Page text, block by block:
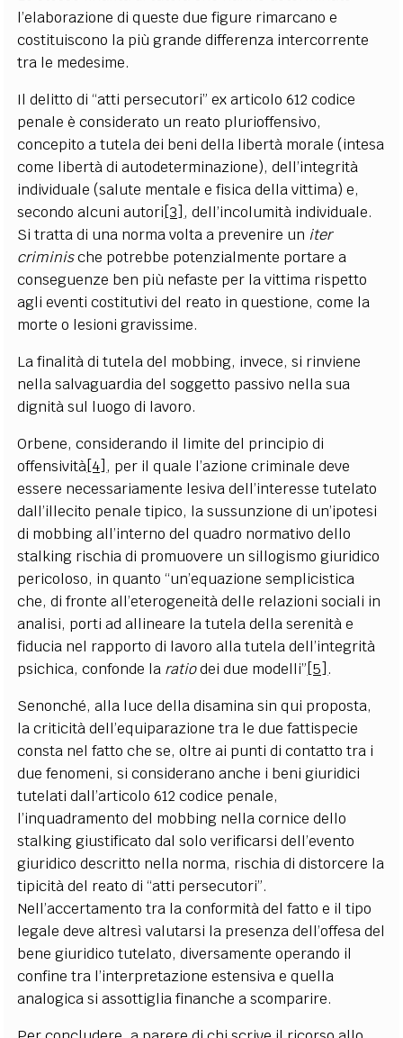
l’elaborazione di queste due figure rimarcano e
costituiscono la più grande differenza intercorrente
tra le medesime.
Il delitto di “atti persecutori” ex articolo 612 codice
penale è considerato un reato plurioffensivo,
concepito a tutela dei beni della libertà morale (intesa
come libertà di autodeterminazione), dell’integrità
individuale (salute mentale e fisica della vittima) e,
secondo alcuni autori[3] , dell’incolumità individuale.
Si tratta di una norma volta a prevenire un iter
criminische potrebbe potenzialmente portare a
conseguenze ben più nefaste per la vittima rispetto
agli eventi costitutivi del reato in questione, come la
morte o lesioni gravissime.
La finalità di tutela del mobbing, invece, si rinviene
nella salvaguardia del soggetto passivo nella sua
dignità sul luogo di lavoro.
Orbene, considerando il limite del principio di
offensività[4] , per il quale l’azione criminale deve
essere necessariamente lesiva dell’interesse tutelato
dall’illecito penale tipico, la sussunzione di un’ipotesi
di mobbing all’interno del quadro normativo dello
stalking rischia di promuovere un sillogismo giuridico
pericoloso, in quanto “un’equazione semplicistica
che, di fronte all’eterogeneità delle relazioni sociali in
analisi, porti ad allineare la tutela della serenità e
fiducia nel rapporto di lavoro alla tutela dell’integrità
psichica, confonde la ratiodei due modelli”[5] .
Senonché, alla luce della disamina sin qui proposta,
la criticità dell’equiparazione tra le due fattispecie
consta nel fatto che se, oltre ai punti di contatto tra i
due fenomeni, si considerano anche i beni giuridici
tutelati dall’articolo 612 codice penale,
l’inquadramento del mobbing nella cornice dello
stalking giustificato dal solo verificarsi dell’evento
giuridico descritto nella norma, rischia di distorcere la
tipicità del reato di “atti persecutori”.
Nell’accertamento tra la conformità del fatto e il tipo
legale deve altresì valutarsi la presenza dell’offesa del
bene giuridico tutelato, diversamente operando il
confine tra l’interpretazione estensiva e quella
analogica si assottiglia finanche a scomparire.